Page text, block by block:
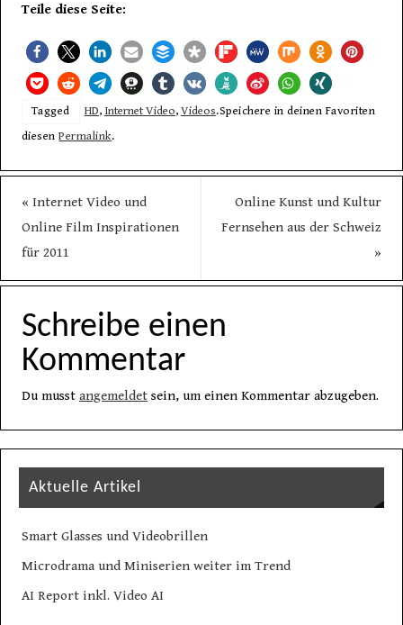
Teile diese Seite:
Tagged HD, Internet Video, Videos.Speichere in deinen Favoriten
diesenPermalink.
« Internet Video und
Online Film Inspirationen
für 2011
Online Kunst und Kultur
Fernsehen aus der Schweiz
»
Schreibe einen
Kommentar
Du musst angemeldetsein, um einen Kommentar abzugeben.
Aktuelle Artikel
Smart Glasses und Videobrillen
Microdrama und Miniserien weiter im Trend
AI Report inkl. Video AI